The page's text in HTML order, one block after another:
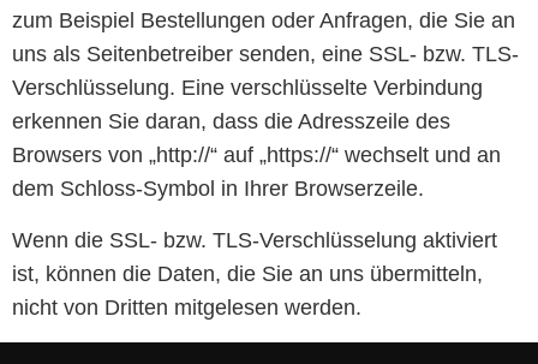
zum Beispiel Bestellungen oder Anfragen, die Sie an
uns als Seitenbetreiber senden, eine SSL- bzw. TLS-
Verschlüsselung. Eine verschlüsselte Verbindung
erkennen Sie daran, dass die Adresszeile des
Browsers von „http://“ auf „https://“ wechselt und an
dem Schloss-Symbol in Ihrer Browserzeile.
Wenn die SSL- bzw. TLS-Verschlüsselung aktiviert
ist, können die Daten, die Sie an uns übermitteln,
nicht von Dritten mitgelesen werden.